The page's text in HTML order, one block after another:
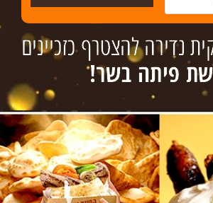
למכירה
חשבונות